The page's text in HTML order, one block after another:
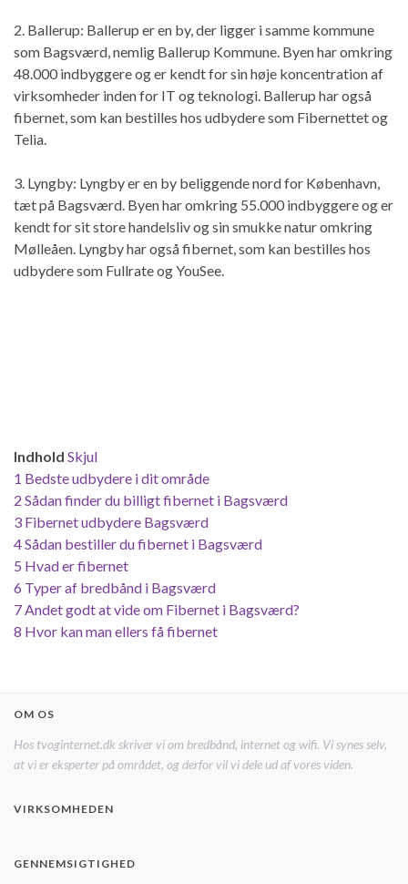
2. Ballerup: Ballerup er en by, der ligger i samme kommune
som Bagsværd, nemlig Ballerup Kommune. Byen har omkring
48.000 indbyggere og er kendt for sin høje koncentration af
virksomheder inden for IT og teknologi. Ballerup har også
fibernet, som kan bestilles hos udbydere som Fibernettet og
Telia.
3. Lyngby: Lyngby er en by beliggende nord for København,
tæt på Bagsværd. Byen har omkring 55.000 indbyggere og er
kendt for sit store handelsliv og sin smukke natur omkring
Mølleåen. Lyngby har også fibernet, som kan bestilles hos
udbydere som Fullrate og YouSee.
Indhold Skjul
1 Bedste udbydere i dit område
2 Sådan finder du billigt fibernet i Bagsværd
3 Fibernet udbydere Bagsværd
4Sådan bestiller du fibernet i Bagsværd
5 Hvad er fibernet
6 Typer af bredbånd i Bagsværd
7 Andet godt at vide om Fibernet i Bagsværd?
8 Hvor kan man ellers få fibernet
OM OS
Hos tvoginternet.dk skriver vi om bredbånd, internet og wifi. Vi synes selv,
at vi er eksperter på området, og derfor vil vi dele ud af vores viden.
VIRKSOMHEDEN
GENNEMSIGTIGHED